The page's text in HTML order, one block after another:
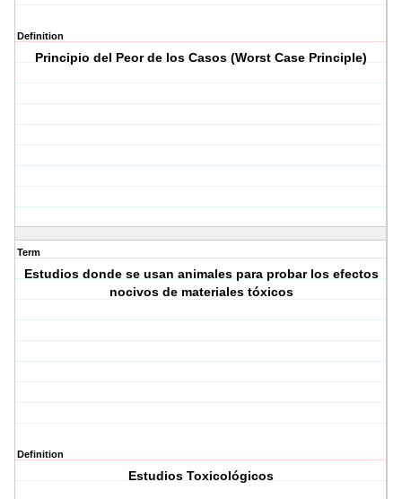
Definition
Principio del Peor de los Casos (Worst Case Principle)
Term
Estudios donde se usan animales para probar los efectos
nocivos de materiales tóxicos
Definition
Estudios Toxicológicos